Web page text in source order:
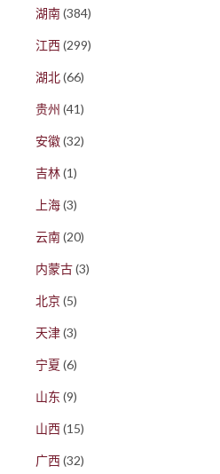
湖南(384)
江西(299)
湖北(66)
贵州 (41)
安徽(32)
吉林(1)
上海(3)
云南(20)
内蒙古(3)
北京(5)
天津(3)
宁夏 (6)
山东 (9)
山西(15)
广西(32)